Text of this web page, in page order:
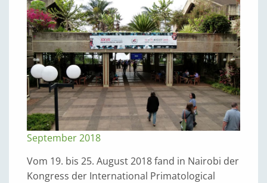
September 2018
Vom 19. bis 25. August 2018 fand in Nairobi der
Kongress der International Primatological